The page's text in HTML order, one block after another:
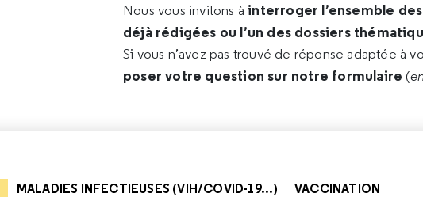
Nous vous invitons àinterroger l’ensemble
déjà rédigées ou l’un des dossiers
Si vous n’avez pas trouvé de réponse adaptée à
poser votre question sur notre formulaire (
MALADIES INFECTIEUSES (VIH/COVID-19...) VACCINATION